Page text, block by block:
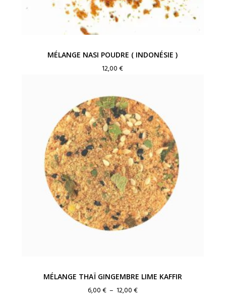
MÉLANGE NASI POUDRE ( INDONÉSIE )
12,00€
MÉLANGE THAÏ GINGEMBRE LIME KAFFIR
6,00€ – 12,00€Plage